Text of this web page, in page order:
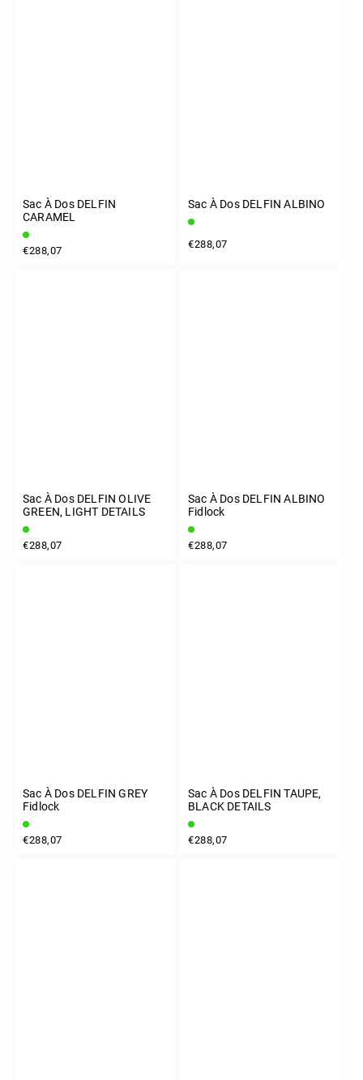
Sac À Dos DELFIN
CARAMEL
€288,07
Sac À Dos DELFIN ALBINO
€288,07
Sac À Dos DELFIN OLIVE
GREEN, LIGHT DETAILS
€288,07
Sac À Dos DELFIN ALBINO
Fidlock
€288,07
Sac À Dos DELFIN GREY
Fidlock
€288,07
Sac À Dos DELFIN TAUPE,
BLACK DETAILS
€288,07